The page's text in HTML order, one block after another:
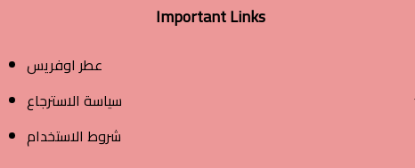
Important Links
عطر اوفريس
سياسة الاسترجاع
شروط الاستخدام